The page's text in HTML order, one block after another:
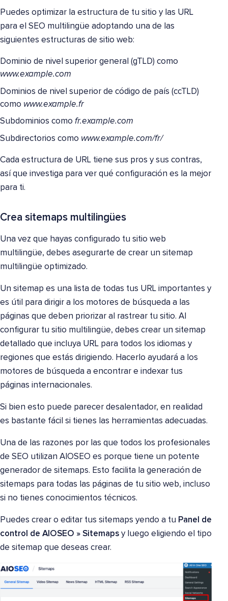
Puedes optimizar la estructura de tu sitio y las URL
para el SEO multilingüe adoptando una de las
siguientes estructuras de sitio web:
Dominio de nivel superior general (gTLD) como
www.example.com
Dominios de nivel superior de código de país (ccTLD)
como www.example.fr
Subdominios como fr.example.com
Subdirectorios como www.example.com/fr/
Cada estructura de URL tiene sus pros y sus contras,
así que investiga para ver qué configuración es la mejor
para ti.
Crea sitemaps multilingües
Una vez que hayas configurado tu sitio web
multilingüe, debes asegurarte de crear un sitemap
multilingüe optimizado.
Un sitemap es una lista de todas tus URL importantes y
es útil para dirigir a los motores de búsqueda a las
páginas que deben priorizar al rastrear tu sitio. Al
configurar tu sitio multilingüe, debes crear un sitemap
detallado que incluya URL para todos los idiomas y
regiones que estás dirigiendo. Hacerlo ayudará a los
motores de búsqueda a encontrar e indexar tus
páginas internacionales.
Si bien esto puede parecer desalentador, en realidad
es bastante fácil si tienes las herramientas adecuadas.
Una de las razones por las que todos los profesionales
de SEO utilizan AIOSEO es porque tiene un potente
generador de sitemaps. Esto facilita la generación de
sitemaps para todas las páginas de tu sitio web, incluso
si no tienes conocimientos técnicos.
Puedes crear o editar tus sitemaps yendo a tu Panel de
control de AIOSEO » Sitemaps y luego eligiendo el tipo
de sitemap que deseas crear.